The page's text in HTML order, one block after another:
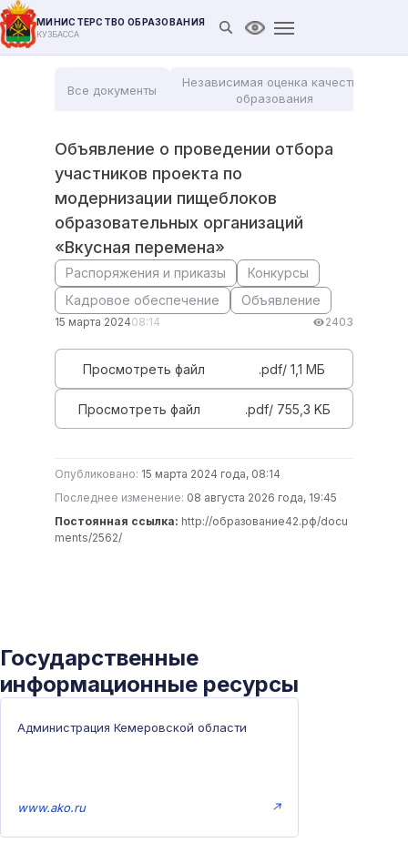
МИНИСТЕРСТВО ОБРАЗОВАНИЯ
КУЗБАССА Открыть поиск
Версия для
Все документы
Независимая оценка качества
образования
Объявление о проведении отбора
участников проекта по
модернизации пищеблоков
образовательных организаций
«Вкусная перемена»
Распоряжения и приказы
Конкурсы
Кадровое обеспечение
Объявление
15 марта 202408:14 2403
Просмотреть файл .pdf/ 1,1 MБ
Просмотреть файл .pdf/ 755,3 KБ
Опубликовано: 15 марта 2024 года, 08:14
Последнее изменение: 08 августа 2026 года, 19:45
Постоянная ссылка: http://образование42.рф/docu
ments/2562/
Государственные
информационные ресурсы
Администрация Кемеровской области
www.ako.ru ↗